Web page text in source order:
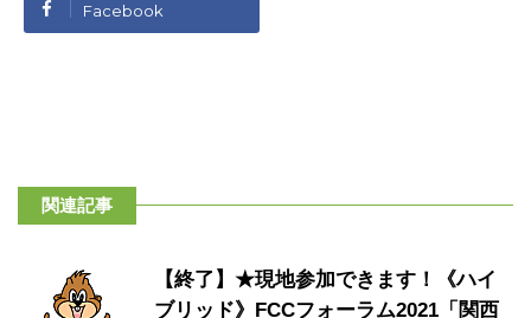
Facebook
関連記事
【終了】★現地参加できます！《ハイ
ブリッド》FCCフォーラム2021「関西